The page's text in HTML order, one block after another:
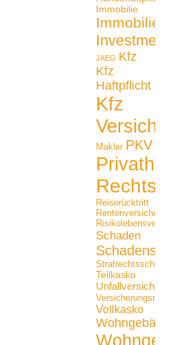
Immobilie
JAEG Kfz
Kfz
Haftpflicht
Kfz
Makler PKV
Reiserücktritt
Schaden
Strafrechtsschutz
Teilkasko
Vollkasko